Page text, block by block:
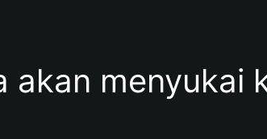
akan menyukai